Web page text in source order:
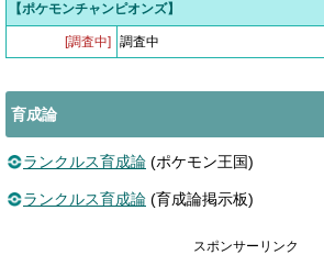
【ポケモンチャンピオンズ】
[調査中] 調査中
育成論
ランクルス育成論 (ポケモン王国)
ランクルス育成論 (育成論掲示板)
スポンサーリンク